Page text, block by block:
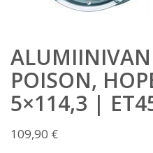
POISON,
5×114,3 |
109,90 €